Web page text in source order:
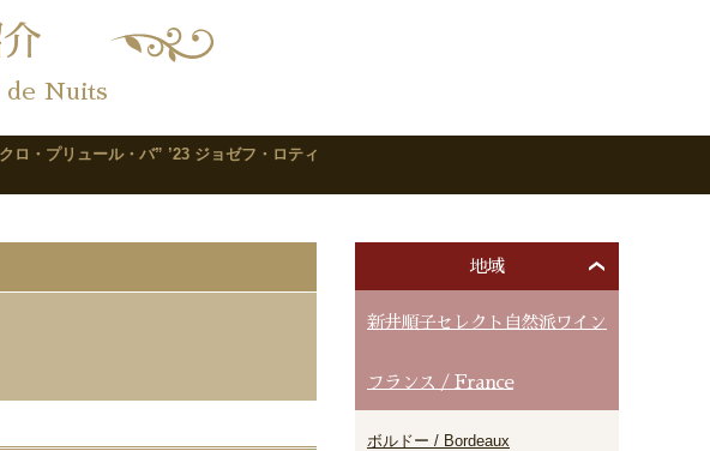
de Nuits
ロ・プリュール・バ” ’23 ジョゼフ・ロティ
地域
新井順子セレクト自然派ワイン
フランス / France
ボルドー / Bordeaux